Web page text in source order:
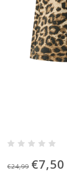
€24,99 €7,50